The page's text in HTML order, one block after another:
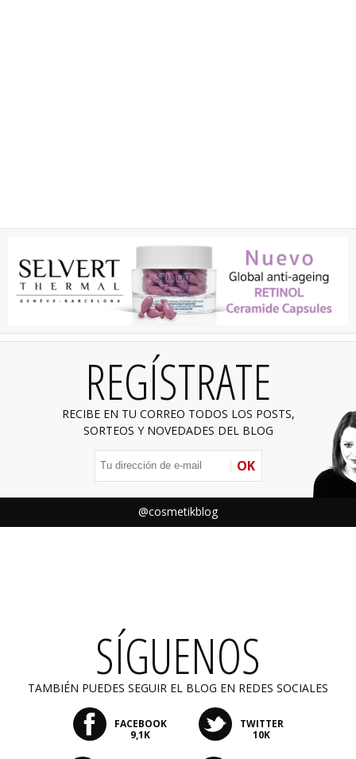
REGÍSTRATE
RECIBE EN TU CORREO TODOS LOS POSTS,
SORTEOS Y NOVEDADES DEL BLOG
OK
@cosmetikblog
SÍGUENOS
TAMBIÉN PUEDES SEGUIR EL BLOG EN REDES SOCIALES
FACEBOOK
9,1K
TWITTER
10K